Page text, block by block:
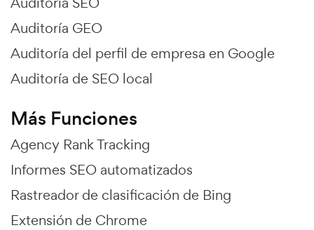
Auditoría GEO
Auditoría del perfil de empresa en Google
Auditoría de SEO local
Más Funciones
Agency Rank Tracking
Informes SEO automatizados
Rastreador de clasificación de Bing
Extensión de Chrome